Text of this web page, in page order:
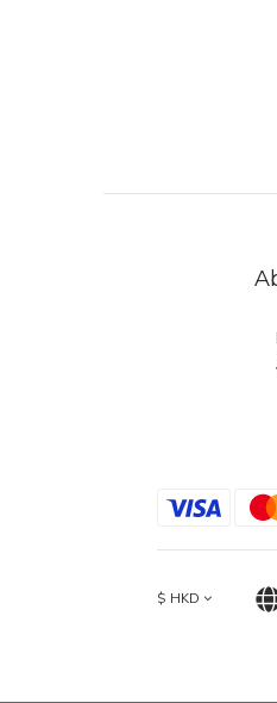
$ HKD